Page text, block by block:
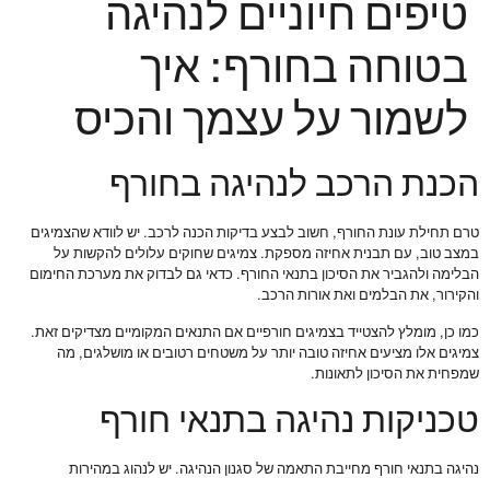
טיפים חיוניים לנהיגה
בטוחה בחורף: איך
לשמור על עצמך והכיס
הכנת הרכב לנהיגה בחורף
טרם תחילת עונת החורף, חשוב לבצע בדיקות הכנה לרכב. יש לוודא שהצמיגים
במצב טוב, עם תבנית אחיזה מספקת. צמיגים שחוקים עלולים להקשות על
הבלימה ולהגביר את הסיכון בתנאי החורף. כדאי גם לבדוק את מערכת החימום
והקירור, את הבלמים ואת אורות הרכב.
כמו כן, מומלץ להצטייד בצמיגים חורפיים אם התנאים המקומיים מצדיקים זאת.
צמיגים אלו מציעים אחיזה טובה יותר על משטחים רטובים או מושלגים, מה
שמפחית את הסיכון לתאונות.
טכניקות נהיגה בתנאי חורף
נהיגה בתנאי חורף מחייבת התאמה של סגנון הנהיגה. יש לנהוג במהירות